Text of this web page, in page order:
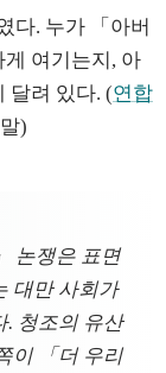
다. 누가 「아버
여기는지, 아
달려 있다. (연합
)
논쟁은 표면
대만 사회가
. 청조의 유산
이 「더 우리